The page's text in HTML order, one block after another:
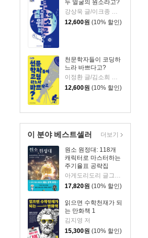
두 얼굴의 원소라고?
강상욱 글/이크종 그림
12,600원 (10% 할인)
천문학자들이 코딩하
느라 바쁘다고?
12,600원 (10% 할인)
이 분야 베스트셀러
원소 원정대: 118개
캐릭터로 마스터하는
주기율표 공략집
아게도리도리 글그림/박재현 역/장홍제 감수
17,820원 (10% 할인)
읽으면 수학천재가 되
는 만화책 1
김지영 저
15,300원 (10% 할인)
더보기